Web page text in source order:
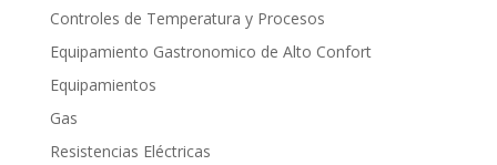
Controles de Temperatura y Procesos
Equipamiento Gastronomico de Alto Confort
Equipamientos
Gas
Resistencias Eléctricas